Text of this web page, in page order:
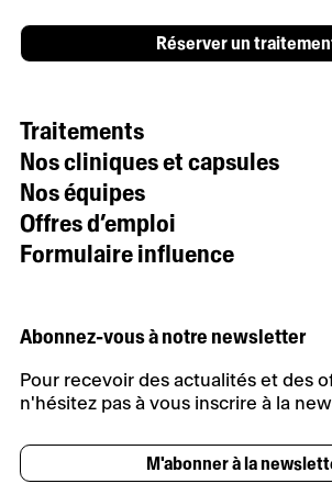
Réserver un
Traitements
Nos cliniques et capsules
Nos équipes
Offres d’emploi
Formulaire influence
Abonnez-vous à notre newsletter
Pour recevoir des actualités et des
n'hésitez pas à vous inscrire à la
M'abonner à la